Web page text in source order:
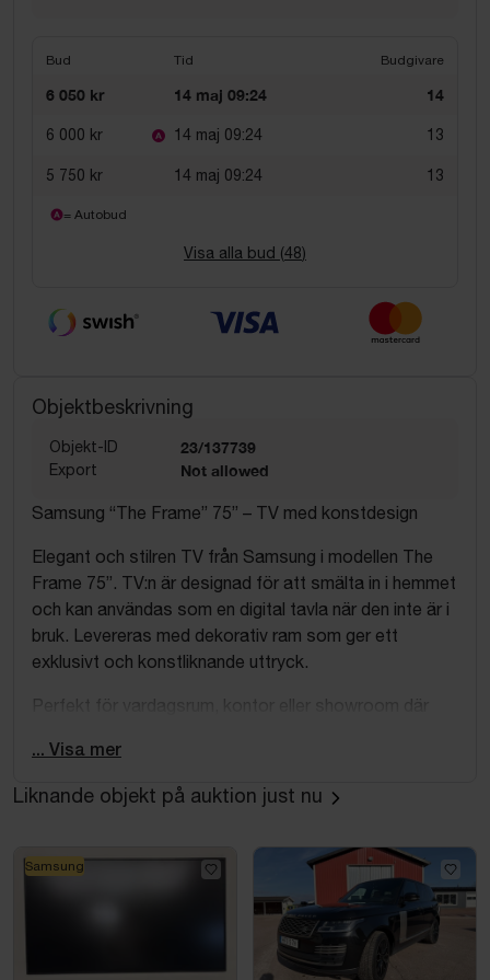
Bud Tid Budgivare
6 050 kr 14 maj 09:24 14
6 000 kr 14 maj 09:24 13
5 750 kr 14 maj 09:24 13
= Autobud
Visa alla bud (48)
Objektbeskrivning
Objekt-ID 23/137739
Export Not allowed
Samsung “The Frame” 75” – TV med konstdesign
Elegant och stilren TV från Samsung i modellen The
Frame 75”. TV:n är designad för att smälta in i hemmet
och kan användas som en digital tavla när den inte är i
bruk. Levereras med dekorativ ram som ger ett
exklusivt och konstliknande uttryck.
Perfekt för vardagsrum, kontor eller showroom där
Utförande:
Art Mode (visar konst/bilder i standby)
Slimmad design för väggmontering
... Visa mer
Liknande objekt på auktion just nu
Samsung